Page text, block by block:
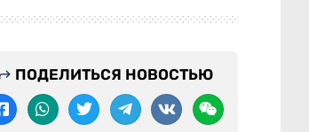
ПОДЕЛИТЬСЯ НОВОСТЬЮ